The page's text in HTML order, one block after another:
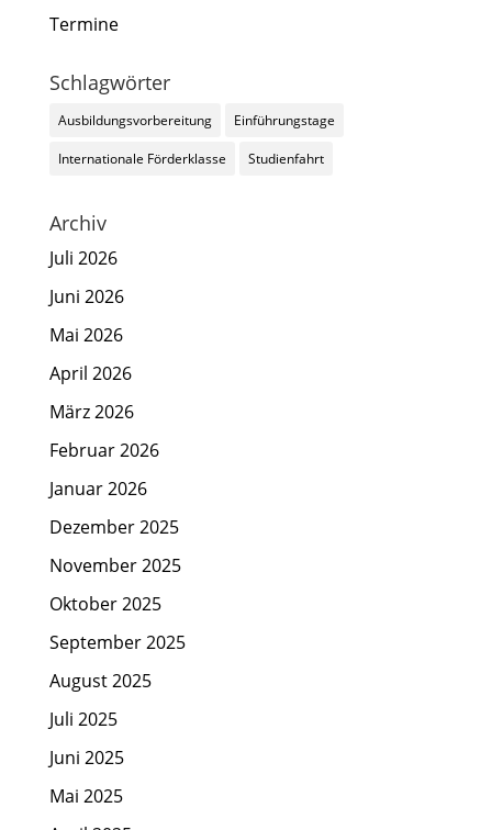
Termine
Schlagwörter
Ausbildungsvorbereitung Einführungstage
Internationale Förderklasse Studienfahrt
Archiv
Juli 2026
Juni 2026
Mai 2026
April 2026
März 2026
Februar 2026
Januar 2026
Dezember 2025
November 2025
Oktober 2025
September 2025
August 2025
Juli 2025
Juni 2025
Mai 2025